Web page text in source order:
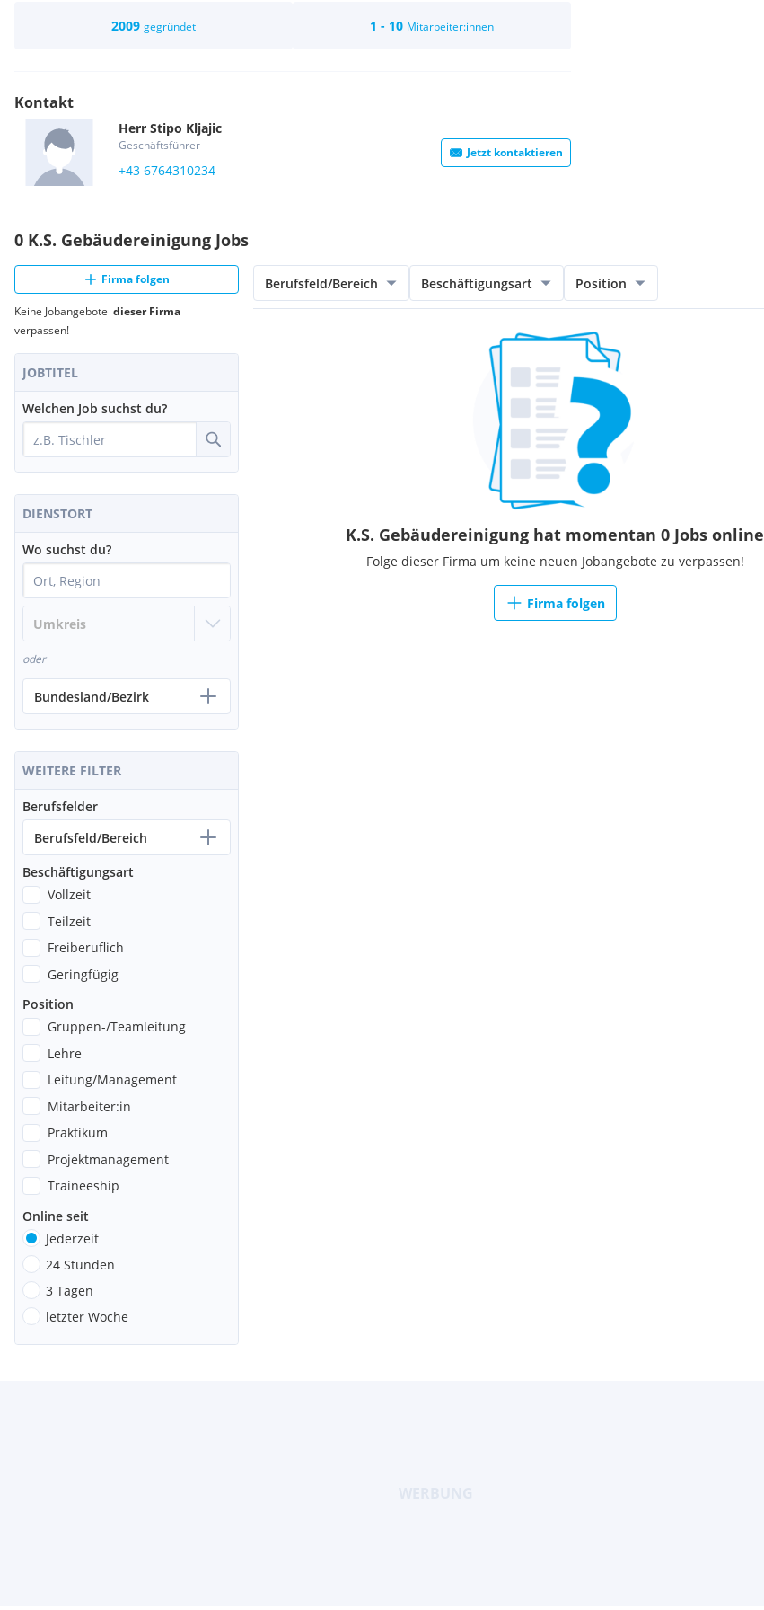
2009 gegründet 1 - 10 Mitarbeiter:innen
Kontakt
Herr Stipo Kljajic
Geschäftsführer
+43 6764310234
Jetzt kontaktieren
0 K.S. Gebäudereinigung Jobs
Firma folgen
Keine Jobangebote dieser Firma
verpassen!
JOBTITEL
Welchen Job suchst du?
DIENSTORT
Wo suchst du?
oder
Bundesland/Bezirk
WEITERE FILTER
Berufsfelder
Berufsfeld/Bereich
Beschäftigungsart
Vollzeit
Teilzeit
Freiberuflich
Geringfügig
Position
Gruppen-/Teamleitung
Lehre
Leitung/Management
Mitarbeiter:in
Praktikum
Projektmanagement
Traineeship
Online seit
Jederzeit
24 Stunden
3 Tagen
letzter Woche
Berufsfeld/Bereich Beschäftigungsart Position
K.S. Gebäudereinigung hat momentan 0 Jobs online
Folge dieser Firma um keine neuen Jobangebote zu verpassen!
Firma folgen